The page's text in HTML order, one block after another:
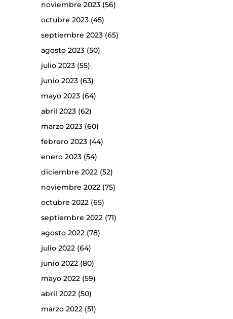
noviembre 2023(56)
octubre 2023(45)
septiembre 2023(65)
agosto 2023(50)
julio 2023(55)
junio 2023(63)
mayo 2023(64)
abril 2023(62)
marzo 2023(60)
febrero 2023(44)
enero 2023(54)
diciembre 2022(52)
noviembre 2022(75)
octubre 2022(65)
septiembre 2022(71)
agosto 2022(78)
julio 2022(64)
junio 2022(80)
mayo 2022(59)
abril 2022(50)
marzo 2022(51)